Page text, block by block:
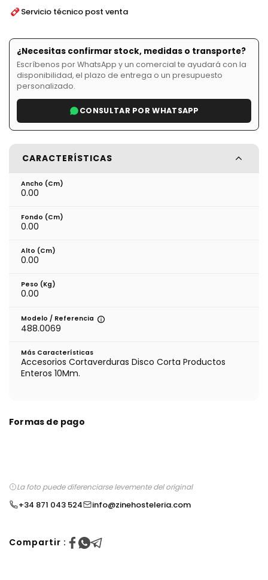
Servicio técnico post venta
¿Necesitas confirmar stock, medidas o transporte?
Escríbenos por WhatsApp y un comercial te ayudará con la
disponibilidad, el plazo de entrega o un presupuesto
personalizado.
CONSULTAR POR WHATSAPP
CARACTERÍSTICAS
Ancho (cm)
0.00
Fondo (cm)
0.00
Alto (cm)
0.00
Peso (kg)
0.00
Modelo / Referencia
488.0069
Más Características
Accesorios Cortaverduras Disco Corta Productos
Enteros 10Mm.
Formas de pago
La foto puede diferenciarse levemente del original
+34 871 043 524 info@zinehosteleria.com
Compartir :